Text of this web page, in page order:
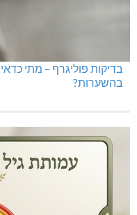
בדיקות פוליגרף – מתי
בהשערות?